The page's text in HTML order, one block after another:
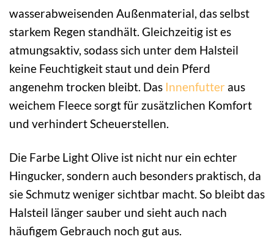
wasserabweisenden Außenmaterial, das selbst
starkem Regen standhält. Gleichzeitig ist es
atmungsaktiv, sodass sich unter dem Halsteil
keine Feuchtigkeit staut und dein Pferd
angenehm trocken bleibt. Das Innenfutter aus
weichem Fleece sorgt für zusätzlichen Komfort
und verhindert Scheuerstellen.
Die Farbe Light Olive ist nicht nur ein echter
Hingucker, sondern auch besonders praktisch, da
sie Schmutz weniger sichtbar macht. So bleibt das
Halsteil länger sauber und sieht auch nach
häufigem Gebrauch noch gut aus.